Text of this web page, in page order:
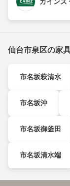
仙台市泉区の家
市名坂萩清水
市名坂沖
市名坂御釜田
市名坂清水端